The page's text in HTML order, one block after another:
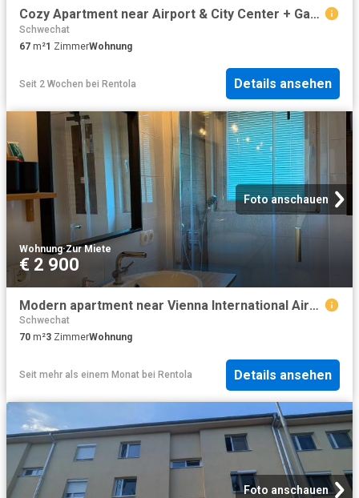
Cozy Apartment near Airport & City Center + Garden
Schwechat
67 m²1 ZimmerWohnung
Seit 2 Wochen bei Rentola Details ansehen
Foto anschauen
Wohnung·Zur Miete
€ 2 900
Modern apartment near Vienna International Airport in Schwechat with 2 bedrooms & parking
Schwechat
70 m²3 ZimmerWohnung
Seit mehr als einem Monat bei Rentola Details ansehen
Foto anschauen